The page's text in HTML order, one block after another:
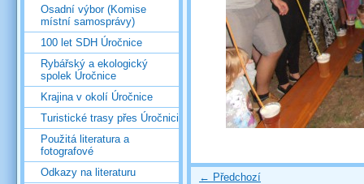
← Předchozí
Osadní výbor (Komise
místní samosprávy)
100 let SDH Úročnice
Rybářský a ekologický
spolek Úročnice
Krajina v okolí Úročnice
Turistické trasy přes Úročnici
Použitá literatura a
fotografové
Odkazy na literaturu